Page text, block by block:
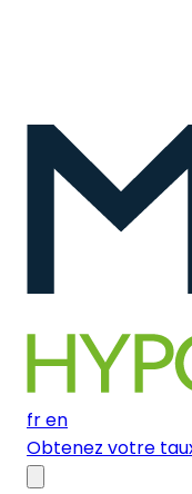
fren
Obtenez votre